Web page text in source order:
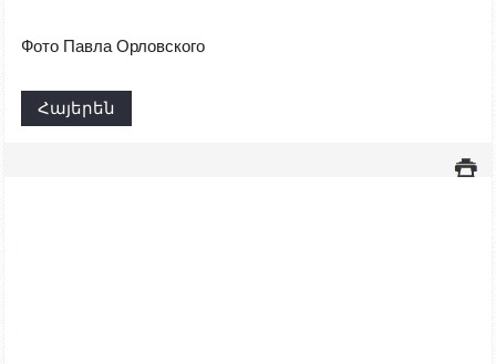
Фото Павла Орловского
Հայերեն